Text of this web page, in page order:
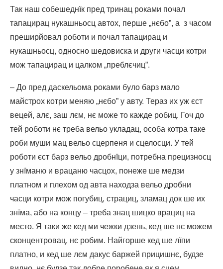
Так наш собешеднїк пред тринац роками почал
тапацирац нукашньосц автох, перше „нєбо”, а з часом
преширйовал роботи и почал тапацирац и
нукашньосц, односно шедовиска и други часци котри
мож тапацирац и цалком „преблєчиц”.
– До пред даскельома роками було барз мало
майстрох котри меняю „нєбо” у авту. Тераз их уж єст
вецей, алє, заш лєм, нє може то кажде робиц. Гоч до
тей роботи нє треба вельо укладац, особа котра таке
роби муши мац вельо сцерпеня и сцелосци. У тей
роботи єст барз вельо дробнїци, потребна прецизносц
у знїманю и врацаню часцох, понеже ше медзи
платном и плехом од авта находза вельо дробни
часци котри мож погубиц, страциц, зламац док ше их
знїма, або на концу – треба знац шицко врациц на
место. Я таки же кед ми чежки дзень, кед ше нє можем
сконцентровац, нє робим. Найгорше кед ше лїпи
платно, и кед ше лєм дакус баржей прицишнє, будзе